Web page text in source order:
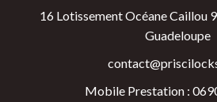
16 Lotissement Océane Caillou
Guadeloupe
Mobile Prestation :